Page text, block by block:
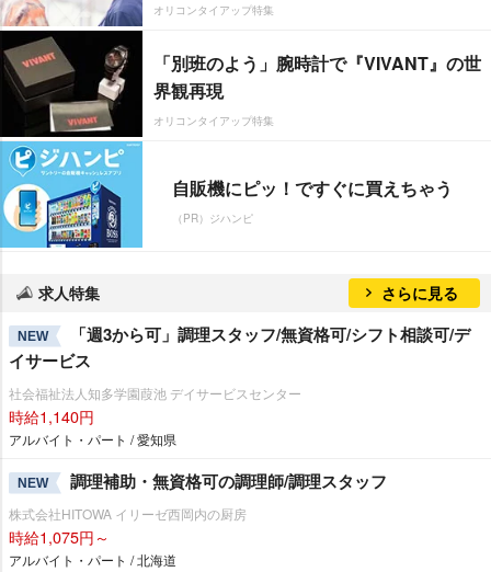
オリコンタイアップ特集
「別班のよう」腕時計で『VIVANT』の世
界観再現
オリコンタイアップ特集
自販機にピッ！ですぐに買えちゃう
（PR）ジハンピ
求人特集 さらに見る
NEW
「週3から可」調理スタッフ/無資格可/シフト相談可/デ
イサービス
社会福祉法人知多学園葭池 デイサービスセンター
時給1,140円
アルバイト・パート / 愛知県
NEW 調理補助・無資格可の調理師/調理スタッフ
株式会社HITOWA イリーゼ西岡内の厨房
時給1,075円～
アルバイト・パート / 北海道